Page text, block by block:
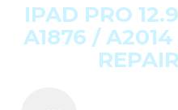
IPAD PRO
A1876 /